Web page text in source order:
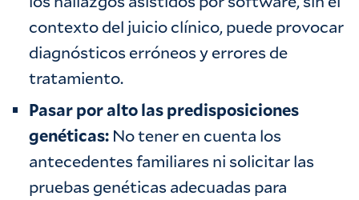
contexto del juicio clínico, puede provocar
diagnósticos erróneos y errores de
tratamiento.
Pasar por alto las predisposiciones
genéticas: No tener en cuenta los
antecedentes familiares ni solicitar las
pruebas genéticas adecuadas para